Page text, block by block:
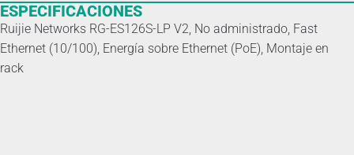
ESPECIFICACIONES
Ruijie Networks RG-ES126S-LP V2, No administrado, Fast
Ethernet (10/100), Energía sobre Ethernet (PoE), Montaje en
rack